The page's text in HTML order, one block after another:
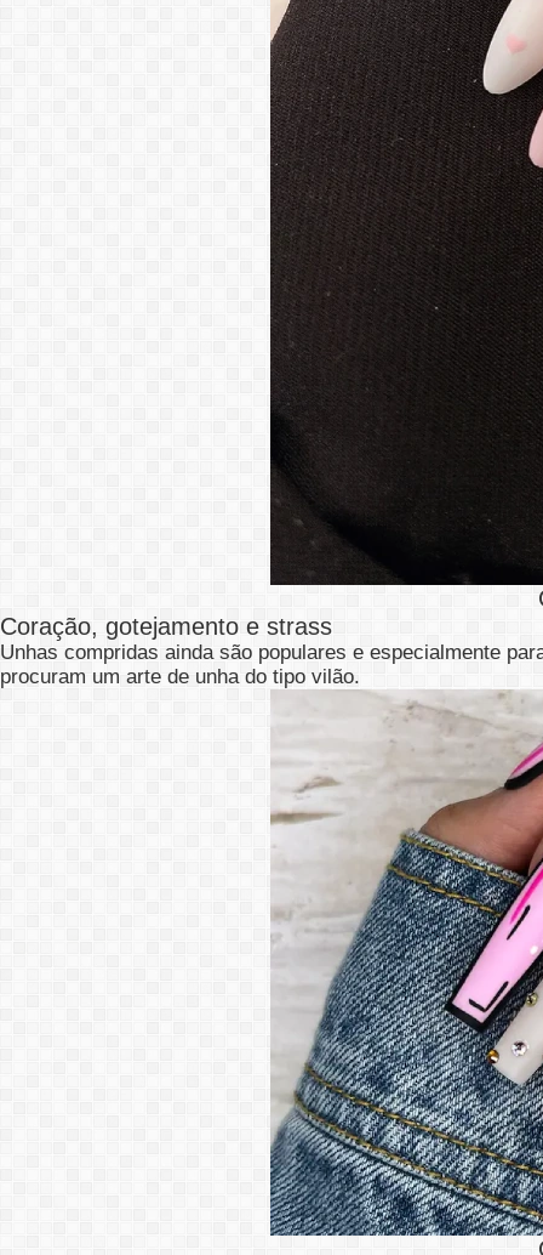
Coração, gotejamento e strass
Unhas compridas ainda são populares e especialmente
procuram um arte de unha do tipo vilão.